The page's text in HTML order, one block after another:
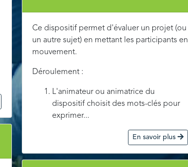
Ce dispositif permet d'évaluer un projet (ou
un autre sujet) en mettant les participants en
mouvement.
Déroulement :
L'animateur ou animatrice du
dispositif choisit des mots-clés pour
exprimer...
En savoir plus